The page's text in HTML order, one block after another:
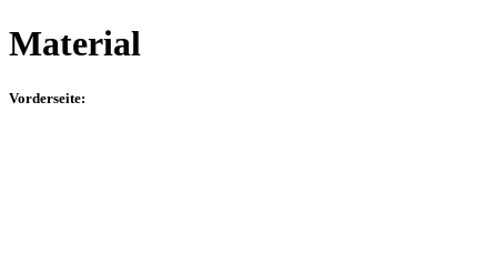
Material
Vorderseite: